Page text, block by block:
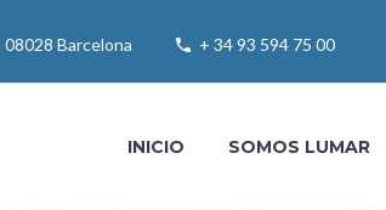
Barcelona + 34 93 594 75 00
INICIO SOMOS LUMAR